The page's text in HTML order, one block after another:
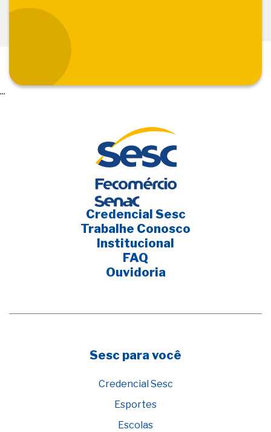
...
Credencial Sesc
Trabalhe Conosco
Institucional
FAQ
Ouvidoria
Sesc para você
Credencial Sesc
Esportes
Escolas